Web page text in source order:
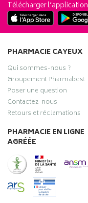
Télécharger
PHARMACIE CAYEUX
Qui sommes-nous ?
Groupement Pharmabest
Poser une question
Contactez-nous
Retours et réclamations
PHARMACIE EN LIGNE
AGRÉÉE